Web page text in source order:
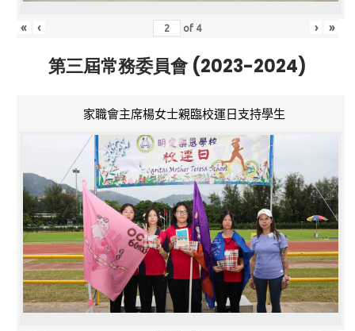
« ‹ of 4 › »
第三屆常務委員會 (2023-2024)
家職會主席楊女士親臨校運日支持學生